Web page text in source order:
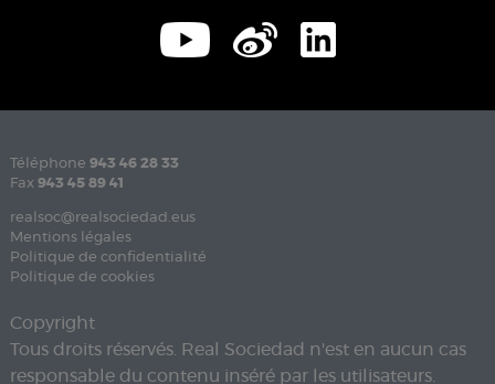
Téléphone 943 46 28 33
Fax 943 45 89 41
realsoc@realsociedad.eus
Mentions légales
Politique de confidentialité
Politique de cookies
Copyright
Tous droits réservés. Real Sociedad n'est en aucun cas
responsable du contenu inséré par les utilisateurs.